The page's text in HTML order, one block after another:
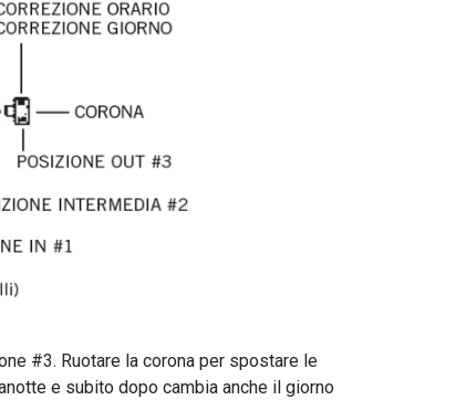
#3. Ruotare la corona per spostare le
e subito dopo cambia anche il giorno